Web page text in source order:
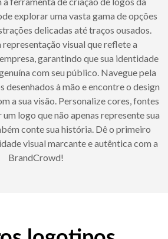
explorar uma vasta gama de opções
delicadas até traços ousados.
representação visual que reflete a
garantindo que sua identidade
com seu público. Navegue pela
desenhados à mão e encontre o design
a sua visão. Personalize cores, fontes
logo que não apenas represente sua
conte sua história. Dê o primeiro
visual marcante e autêntica com a
BrandCrowd!